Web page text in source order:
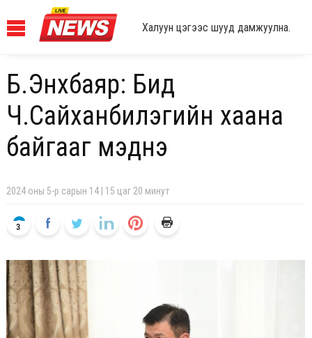
Халуун цэгээс шууд дамжуулна.
Б.Энхбаяр: Бид
Ч.Сайханбилэгийн хаана
байгааг мэднэ
2024 оны 5-р сарын 14 | 15 цаг 20 минут
3